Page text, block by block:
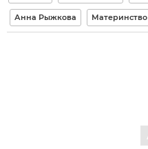
Анна Рыжкова Материнство